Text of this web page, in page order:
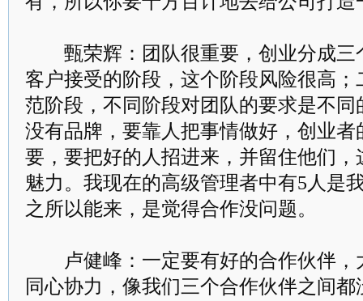
甄荣辉：团队很重要，创业分成三
客户接受的阶段，这个阶段风险很高
范阶段，不同阶段对团队的要求是不
没有品牌，要靠人把事情做好，创业
要，要把好的人招进来，并留住他们
魅力。我现在的高级管理者中有5人是
之所以能来，是觉得合作没问题。
卢健峰：一定要有好的合作伙伴，
同心协力，像我们三个合作伙伴之间